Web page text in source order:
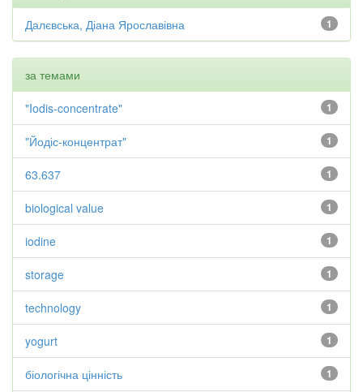
1
Далєвська, Діана Ярославівна
за темами
1
"Iodis-concentrate"
1
"Йодіс-концентрат"
1
63.637
1
biological value
1
iodine
1
storage
1
technology
1
yogurt
1
біологічна цінність